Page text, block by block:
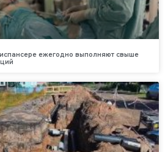
ежегодно выполняют свыше